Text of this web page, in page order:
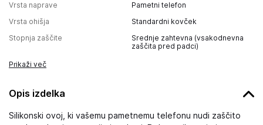
Vrsta naprave
Pametni telefon
Vrsta ohišja
Standardni kovček
Stopnja zaščite
Srednje zahtevna (vsakodnevna
zaščita pred padci)
Prikaži več
Opis izdelka
Silikonski ovoj, ki vašemu pametnemu telefonu nudi zaščito